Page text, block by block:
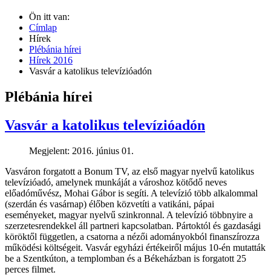
Ön itt van:
Címlap
Hírek
Plébánia hírei
Hírek 2016
Vasvár a katolikus televízióadón
Plébánia hírei
Vasvár a katolikus televízióadón
Megjelent: 2016. június 01.
Vasváron forgatott a Bonum TV, az első magyar nyelvű katolikus
televízióadó, amelynek munkáját a városhoz kötődő neves
előadóművész, Mohai Gábor is segíti. A televízió több alkalommal
(szerdán és vasárnap) élőben közvetíti a vatikáni, pápai
eseményeket, magyar nyelvű szinkronnal. A televízió többnyire a
szerzetesrendekkel áll partneri kapcsolatban. Pártoktól és gazdasági
köröktől független, a csatorna a nézői adományokból finanszírozza
működési költségeit. Vasvár egyházi értékeiről május 10-én mutatták
be a Szentkúton, a templomban és a Békeházban is forgatott 25
perces filmet.